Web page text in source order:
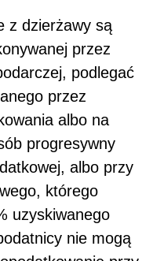
z dzierżawy są
przez
podlegać
przez
albo na
progresywny
albo przy
którego
uzyskiwanego
nie mogą